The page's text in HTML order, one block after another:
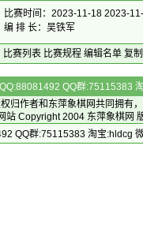
比赛时间：2023-11-18 2023-
编 排 长：吴铁军
比赛列表 比赛规程 编辑名单 复
QQ群:75115383
归作者和 东萍象棋网共同拥有
站 Copyright 2004 东萍象棋网
QQ群:75115383 淘宝:hldcg